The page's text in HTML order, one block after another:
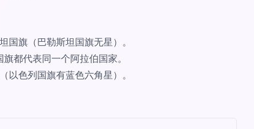
国旗（巴勒斯坦国旗无星）。
都代表同一个阿拉伯国家。
以色列国旗有蓝色六角星）。